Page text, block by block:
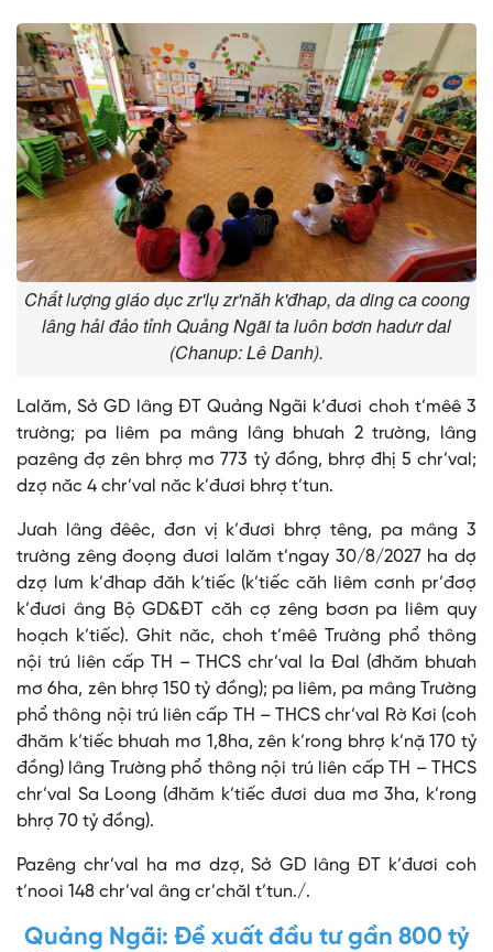
Chất lượng giáo dục zr'lụ zr'năh k'đhap, da ding ca coong
lâng hải đảo tỉnh Quảng Ngãi ta luôn bơơn hadưr dal
(Chanup: Lê Danh).
Lalăm, Sở GD lâng ĐT Quảng Ngãi k’đươi choh t’mêê 3
trường; pa liêm pa mâng lâng bhưah 2 trường, lâng
pazêng đợ zên bhrợ mơ 773 tỷ đồng, bhrợ đhị 5 chr’val;
dzợ năc 4 chr’val năc k’đươi bhrợ t’tun.
Jưah lâng đêêc, đơn vị k’đươi bhrợ têng, pa mâng 3
trường zêng đoọng đươi lalăm t’ngay 30/8/2027 ha dợ
dzợ lưm k’đhap đăh k’tiếc (k’tiếc căh liêm cơnh pr’đơợ
k’đươi âng Bộ GD&ĐT căh cợ zêng bơơn pa liêm quy
hoạch k’tiếc). Ghit năc, choh t’mêê Trường phổ thông
nội trú liên cấp TH – THCS chr’val Ia Đal (đhăm bhưah
mơ 6ha, zên bhrợ 150 tỷ đồng); pa liêm, pa mâng Trường
phổ thông nội trú liên cấp TH – THCS chr’val Rờ Kơi (coh
đhăm k’tiếc bhưah mơ 1,8ha, zên k’rong bhrợ k’nặ 170 tỷ
đồng) lâng Trường phổ thông nội trú liên cấp TH – THCS
chr’val Sa Loong (đhăm k’tiếc đươi dua mơ 3ha, k’rong
bhrợ 70 tỷ đồng).
Pazêng chr’val ha mơ dzợ, Sở GD lâng ĐT k’đươi coh
t’nooi 148 chr’val âng cr’chăl t’tun./.
Quảng Ngãi: Đề xuất đầu tư gần 800 tỷ